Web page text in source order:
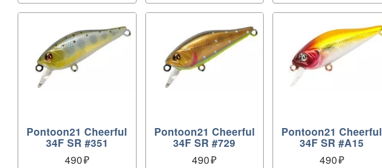
Pontoon21 Cheerful
34F SR #351
490
Pontoon21 Cheerful
34F SR #729
490
Pontoon21 Cheerful
34F SR #A15
490